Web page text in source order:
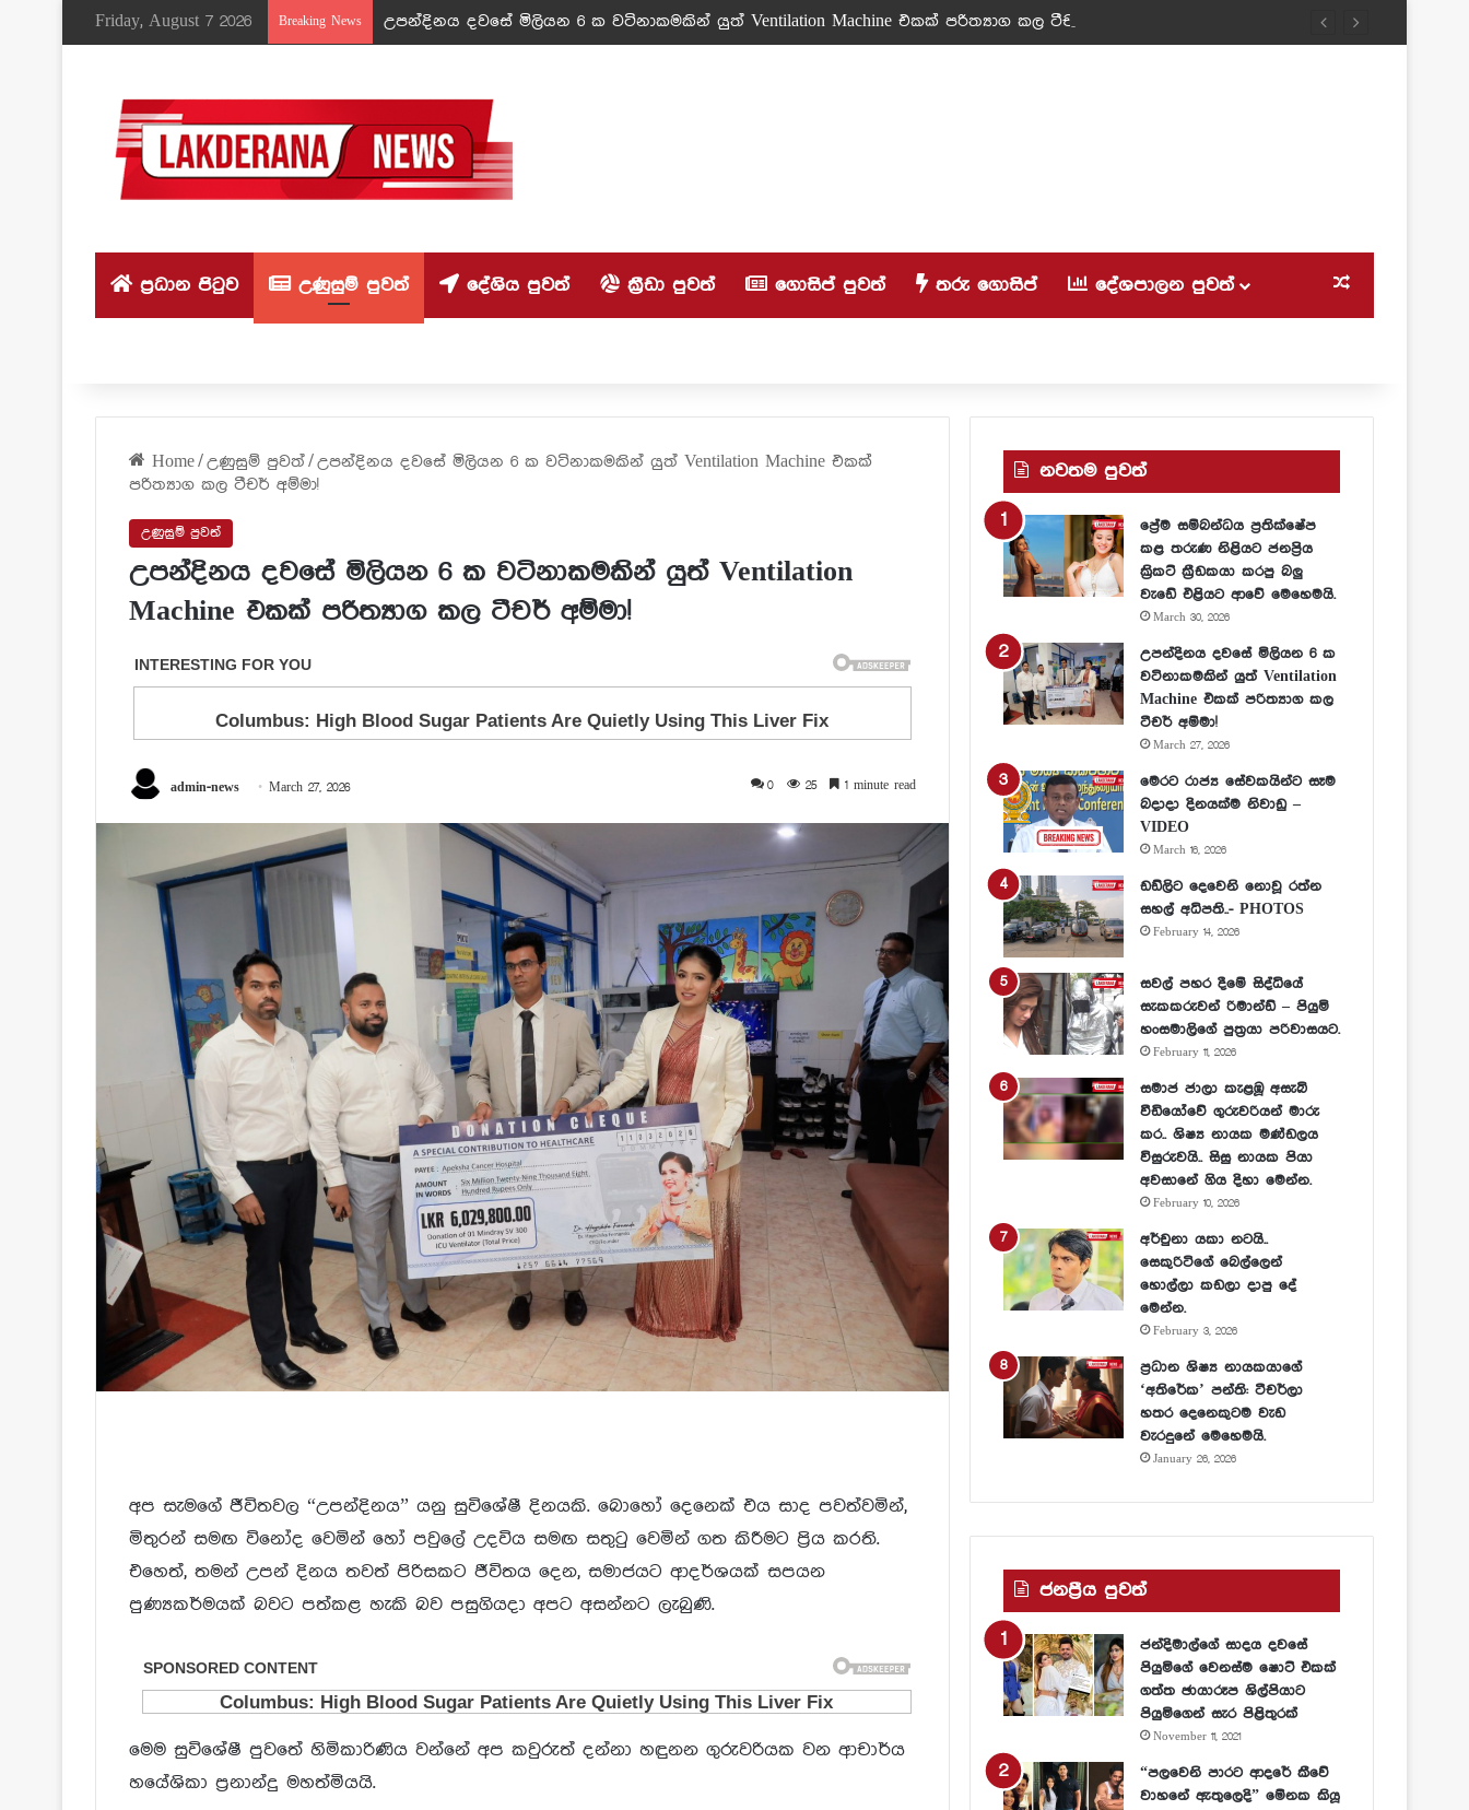
Friday, August 7 2026 Breaking News උපන්දිනය දවසේ මිලියන 6 ක වටිනාකමකින් යුත් Ventilation Machine එකක් පරිත්‍යාග කල ටීචර් අම්මා!
ප්‍රධාන පිටුව උණුසුම් පුවත් දේශිය පුවත් ක්‍රීඩා පුවත් ගොසිප් පුවත් තරු ගොසිප් දේශපාලන පුවත් Random Article
Home/උණුසුම් පුවත්/උපන්දිනය දවසේ මිලියන 6 ක වටිනාකමකින් යුත් Ventilation Machine එකක්
පරිත්‍යාග කල ටීචර් අම්මා!
උණුසුම් පුවත්
උපන්දිනය දවසේ මිලියන 6 ක වටිනාකමකින් යුත් Ventilation
Machine එකක් පරිත්‍යාග කල ටීචර් අම්මා!
admin-news March 27, 2026 0 25 1 minute read
අප සැමගේ ජීවිතවල “උපන්දිනය” යනු සුවිශේෂී දිනයකි. බොහෝ දෙනෙක් එය සාද පවත්වමින්,
මිතුරන් සමඟ විනෝද වෙමින් හෝ පවුලේ උදවිය සමඟ සතුටු වෙමින් ගත කිරීමට ප්‍රිය කරති.
එහෙත්, තමන් උපන් දිනය තවත් පිරිසකට ජීවිතය දෙන, සමාජයට ආදර්ශයක් සපයන
පුණ්‍යකර්මයක් බවට පත්කළ හැකි බව පසුගියදා අපට අසන්නට ලැබුණි.
මෙම සුවිශේෂී පුවතේ හිමිකාරිණිය වන්නේ අප කවුරුත් දන්නා හඳුනන ගුරුවරියක වන ආචාර්ය
හයේශිකා ප්‍රනාන්දු මහත්මියයි.
නවතම පුවත්
ප්‍රේම සම්බන්ධය ප්‍රතික්ෂේප
කළ තරුණ නිළියට ජනප්‍රිය
ක්‍රිකට් ක්‍රීඩකයා කරපු බලු
වැඩේ එළියට ආවේ මෙහෙමයි.
March 30, 2026
උපන්දිනය දවසේ මිලියන 6 ක
වටිනාකමකින් යුත් Ventilation
Machine එකක් පරිත්‍යාග කල
ටීචර් අම්මා!
March 27, 2026
මෙරට රාජ්‍ය සේවකයින්ට සෑම
බදාදා දිනයක්ම නිවාඩු –
VIDEO
March 16, 2026
ඩඩ්ලිට දෙවෙනි නොවූ රත්න
සහල් අධිපති..- PHOTOS
February 14, 2026
සවල් පහර දීමේ සිද්ධියේ
සැකකරුවන් රිමාන්ඩ් – පියුමි
හංසමාලිගේ පුත්‍රයා පරිවාසයට.
February 11, 2026
සමාජ ජාලා කැළඹූ අසැබි
වීඩියෝවේ ගුරුවරියන් මාරු
කර.. ශිෂ්‍ය නායක මණ්ඩලය
විසුරුවයි.. සිසු නායක පියා
අවසානේ ගිය දිහා මෙන්න.
February 10, 2026
අර්චුනා යකා නටයි..
සෙකුරිටිගේ බෙල්ලෙන්
හොල්ලා කඩලා දාපු දේ
මෙන්න.
February 3, 2026
ප්‍රධාන ශිෂ්‍ය නායකයාගේ
‘අතිරේක’ පන්ති: ටීචර්ලා
හතර දෙනෙකුටම වැඩ
වැරදුනේ මෙහෙමයි.
January 26, 2026
ජනප්‍රීය පුවත්
ජන්දිමාල්ගේ සාදය දවසේ
පියුමිගේ වෙනස්ම ෂොට් එකක්
ගත්ත ඡායාරූප ශිල්පියාට
පියුමිගෙන් සැර පිළිතුරක්
November 11, 2021
“පලවෙනි පාරට ආදරේ කීවේ
වාහනේ ඇතුලෙදි” මේනක කියූ